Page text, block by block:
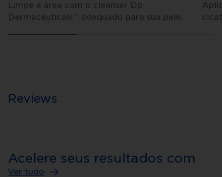
Limpe a área com o cleanser Dp
Dermaceuticals™ adequado para sua pele.
Reviews
Acelere seus resultados com
Ver tudo